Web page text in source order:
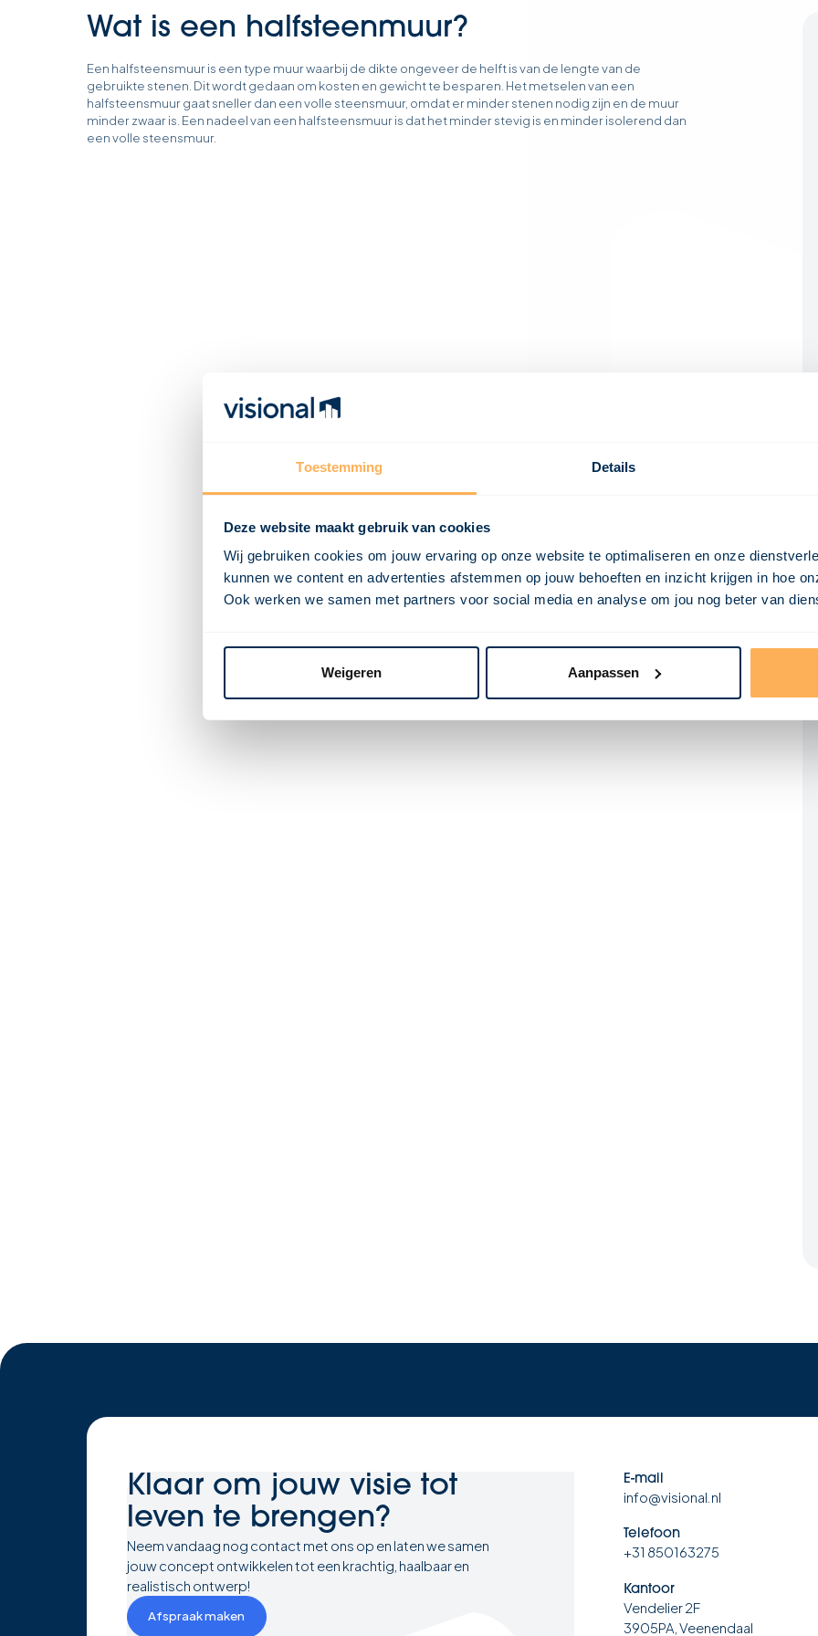
Toestemming Details
Deze website maakt gebruik van cookies
Wij gebruiken cookies om jouw ervaring op onze website te optimaliseren en onze
kunnen we content en advertenties afstemmen op jouw behoeften en inzicht krijgen in hoe
Ook werken we samen met partners voor social media en analyse om jou nog beter van
Weigeren Aanpassen
Wat is een halfsteenmuur?
Een halfsteensmuur is een type muur waarbij de dikte ongeveer de helft is van de lengte van de
gebruikte stenen. Dit wordt gedaan om kosten en gewicht te besparen. Het metselen van een
halfsteensmuur gaat sneller dan een volle steensmuur, omdat er minder stenen nodig zijn en de muur
minder zwaar is. Een nadeel van een halfsteensmuur is dat het minder stevig is en minder isolerend dan
een volle steensmuur.
Klaar om jouw visie tot
leven te brengen?
Neem vandaag nog contact met ons op en laten we samen
jouw concept ontwikkelen tot een krachtig, haalbaar en
realistisch ontwerp!
Afspraak maken
E-mail
info@visional.nl
Telefoon
+31 850163275
Kantoor
Vendelier 2F
3905PA, Veenendaal